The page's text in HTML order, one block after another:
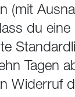
(mit
du
Tagen
Widerruf